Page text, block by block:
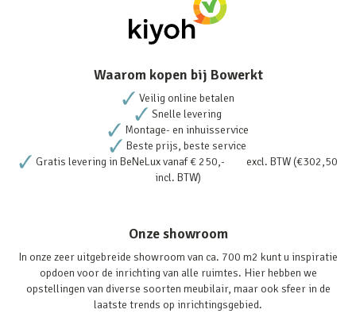
Waarom kopen bij Bowerkt
Veilig online betalen
Snelle levering
Montage- en inhuisservice
Beste prijs, beste service
Gratis levering in BeNeLux vanaf € 250,- excl. BTW (€302,50
incl. BTW)
Onze showroom
In onze zeer uitgebreide showroom van ca. 700 m2 kunt u inspiratie
opdoen voor de inrichting van alle ruimtes. Hier hebben we
opstellingen van diverse soorten meubilair, maar ook sfeer in de
laatste trends op inrichtingsgebied.